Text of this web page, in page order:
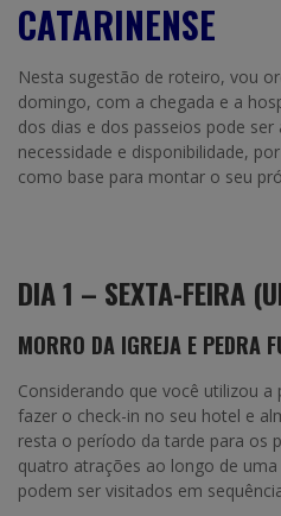
CATARINENSE
Nesta sugestão de roteiro, vou
domingo, com a chegada e a
dos dias e dos passeios pode
necessidade e disponibilidade,
como base para montar o seu
DIA 1 – SEXTA-FEIRA
MORRO DA IGREJA E PEDRA
Considerando que você utilizou
fazer o check-in no seu hotel e
resta o período da tarde para os
quatro atrações ao longo de
podem ser visitados em